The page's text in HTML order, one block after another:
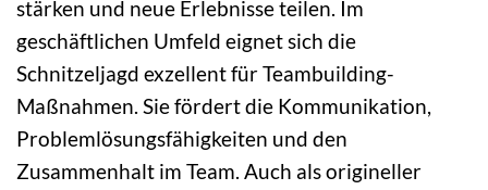
stärken und neue Erlebnisse teilen. Im
geschäftlichen Umfeld eignet sich die
Schnitzeljagd exzellent für Teambuilding-
Maßnahmen. Sie fördert die Kommunikation,
Problemlösungsfähigkeiten und den
Zusammenhalt im Team. Auch als origineller